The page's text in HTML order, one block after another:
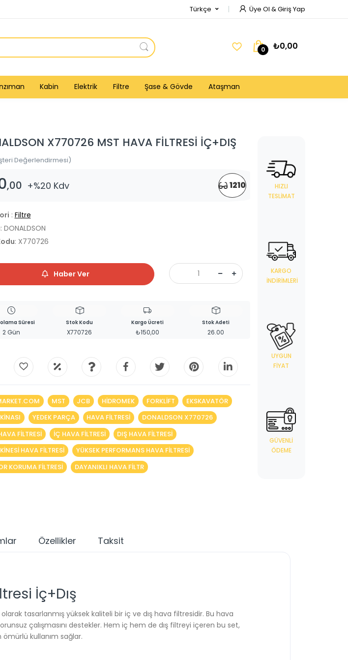
Türkçe Üye Ol & Giriş Yap
0 ₺0,00
Kabin Elektrik Filtre Şase & Gövde Ataşman
X770726 MST HAVA FİLTRESİ İÇ+DIŞ
Değerlendirmesi)
,00 +%20 Kdv 1210
: Filtre
: DONALDSON
: X770726
Haber Ver
Süresi
2 Gün
Stok Kodu
X770726
Kargo Ücreti
₺150,00
Stok Adeti
26.00
MST JCB HIDROMEK FORKLIFT
EKSKAVATÖR
YEDEK PARÇA HAVA FILTRESI
DONALDSON X770726
FILTRESI
IÇ HAVA FILTRESI
DIŞ HAVA FILTRESI
HAVA FILTRESI
YÜKSEK PERFORMANS HAVA FILTRESI
KORUMA FILTRESI
DAYANIKLI HAVA FILTR
HIZLI
TESLIMAT
KARGO
İNDIRIMLERI
UYGUN
FIYAT
GÜVENLI
ÖDEME
Özellikler Taksit
İç+Dış
tasarlanmış yüksek kaliteli bir iç ve dış hava filtresidir. Bu hava
çalışmasını destekler. Hem iç hem de dış filtreyi içeren bu set,
kullanım sağlar.